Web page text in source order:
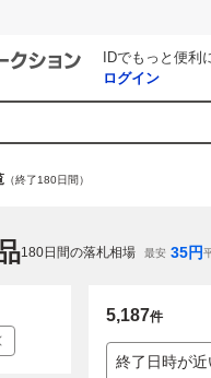
IDでもっと便利
ログイン
（終了180日間）
180日間の落札相場 最安 35円
5,187件
終了日時が近